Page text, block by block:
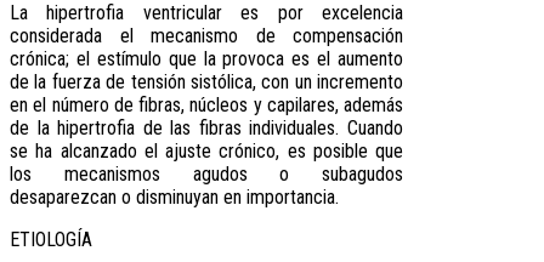
La hipertrofia ventricular es por excelencia
considerada el mecanismo de compensación
crónica; el estímulo que la provoca es el aumento
de la fuerza de tensión sistólica, con un incremento
en el número de fibras, núcleos y capilares, además
de la hipertrofia de las fibras individuales. Cuando
se ha alcanzado el ajuste crónico, es posible que
los mecanismos agudos o subagudos
desaparezcan o disminuyan en importancia.
ETIOLOGÍA